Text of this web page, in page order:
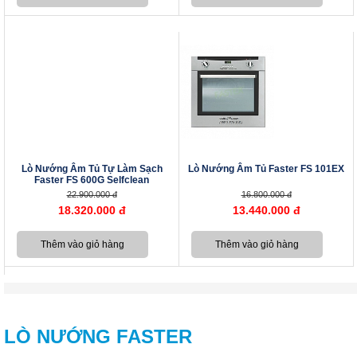
Lò Nướng Âm Tủ Tự Làm Sạch
Faster FS 600G Selfclean
22.900.000 đ
18.320.000 đ
Lò Nướng Âm Tủ Faster FS 101EX
16.800.000 đ
13.440.000 đ
LÒ NƯỚNG FASTER